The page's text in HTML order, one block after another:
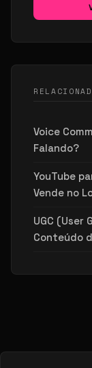
Voice
Falando?
YouTube
Vende no
UGC (User
Conteúdo